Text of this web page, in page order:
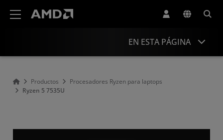
EN ESTA PÁGINA
Productos
Procesadores Ryzen para laptops
Ryzen 5 7535U